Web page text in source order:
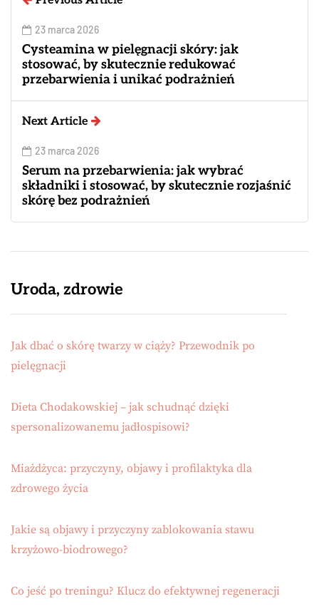
23 marca 2026
Cysteamina w pielęgnacji skóry: jak
stosować, by skutecznie redukować
przebarwienia i unikać podrażnień
Next Article
23 marca 2026
Serum na przebarwienia: jak wybrać
składniki i stosować, by skutecznie rozjaśnić
skórę bez podrażnień
Uroda, zdrowie
Jak dbać o skórę twarzy w ciąży? Przewodnik po
pielęgnacji
Dieta Chodakowskiej – jak schudnąć dzięki
spersonalizowanemu jadłospisowi?
Miażdżyca: przyczyny, objawy i profilaktyka dla
zdrowego życia
Jakie są objawy i przyczyny zablokowania stawu
krzyżowo-biodrowego?
Co jeść po treningu? Klucz do efektywnej regeneracji